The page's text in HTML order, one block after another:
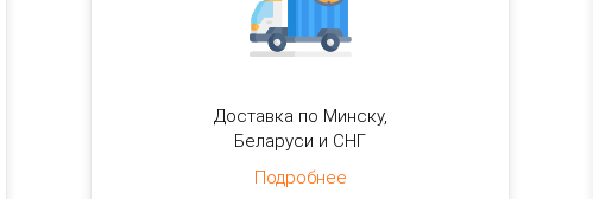
Доставка по Минску,
Беларуси и СНГ
Подробнее